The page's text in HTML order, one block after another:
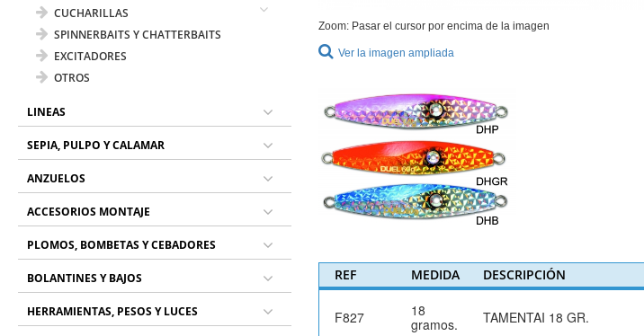
CUCHARILLAS
SPINNERBAITS Y CHATTERBAITS
EXCITADORES
OTROS
LINEAS
SEPIA, PULPO Y CALAMAR
ANZUELOS
ACCESORIOS MONTAJE
PLOMOS, BOMBETAS Y CEBADORES
BOLANTINES Y BAJOS
HERRAMIENTAS, PESOS Y LUCES
Zoom: Pasar el cursor por encima de la imagen
Ver la imagen ampliada
REF MEDIDA DESCRIPCIÓN
F827
18
gramos.
TAMENTAI 18 GR.